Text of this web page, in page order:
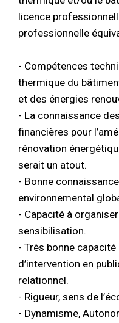
licence
professionnelle
- Compétences
thermique du
et des énergies
- La connaissance
financières pour
rénovation
serait un atout.
- Bonne
environnemental
- Capacité à
sensibilisation.
- Très bonne
d’intervention en
relationnel.
- Rigueur, sens de
- Dynamisme,